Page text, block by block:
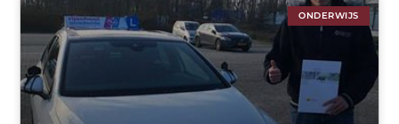
ONDERWIJS